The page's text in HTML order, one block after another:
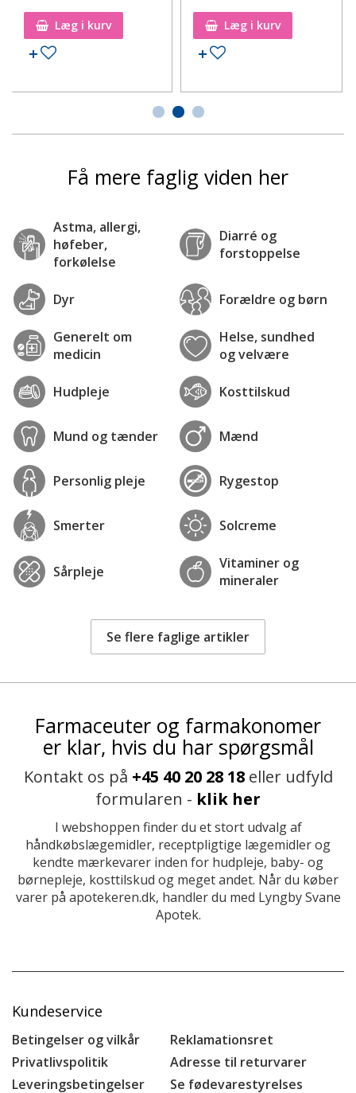
Læg i kurv
Tilføj til ønskeseddel
Læg i kurv
Tilføj til ønskeseddel
Få mere faglig viden her
Astma, allergi,
høfeber,
forkølelse
Diarré og
forstoppelse
Dyr Forældre og børn
Generelt om
medicin
Helse, sundhed
og velvære
Hudpleje Kosttilskud
Mund og tænder Mænd
Personlig pleje Rygestop
Smerter Solcreme
Sårpleje
Vitaminer og
mineraler
Se flere faglige artikler
Farmaceuter og farmakonomer
er klar, hvis du har spørgsmål
Kontakt os på +45 40 20 28 18eller udfyld
formularen - klik her
I webshoppen finder du et stort udvalg af
håndkøbslægemidler, receptpligtige lægemidler og
kendte mærkevarer inden for hudpleje, baby- og
børnepleje, kosttilskud og meget andet. Når du køber
varer på apotekeren.dk, handler du med Lyngby Svane
Apotek.
Kundeservice
Betingelser og vilkår
Privatlivspolitik
Leveringsbetingelser
Reklamationsret
Adresse til returvarer
Se fødevarestyrelses